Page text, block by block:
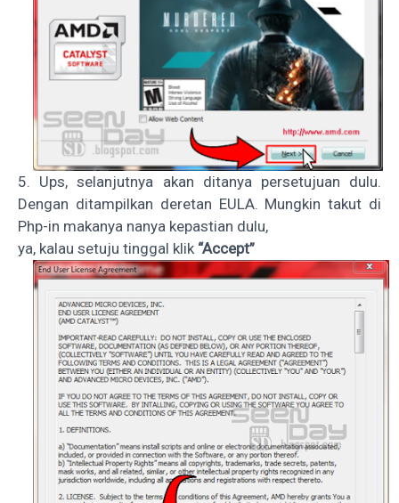
5. Ups, selanjutnya akan ditanya persetujuan dulu.
Dengan ditampilkan deretan EULA. Mungkin takut di
Php-in makanya nanya kepastian dulu,
ya, kalau setuju tinggal klik “Accept”